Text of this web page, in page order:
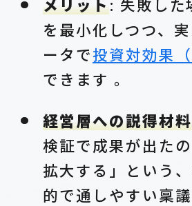
メリット: 失敗した
を最小化しつつ、
ータで投資対効果（
できます 。
経営層への説得材料
検証で成果が出た
拡大する」という
的で通しやすい稟